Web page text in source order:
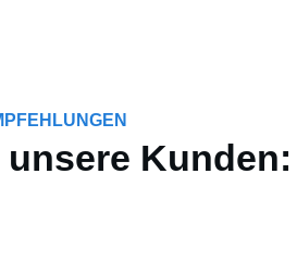
unsere Kunden: